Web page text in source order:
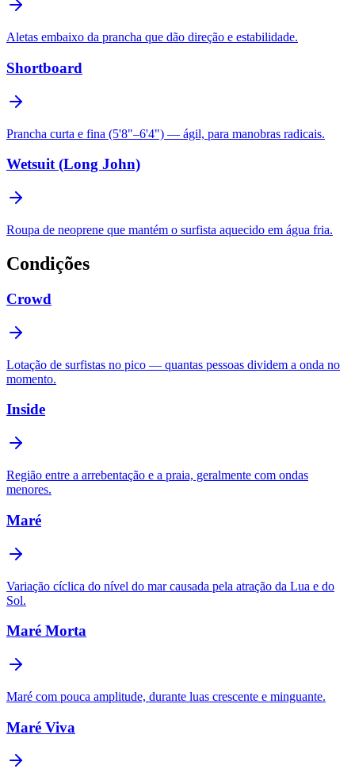
Aletas embaixo da prancha que dão direção e estabilidade.
Shortboard
Prancha curta e fina (5'8"–6'4") — ágil, para manobras radicais.
Wetsuit (Long John)
Roupa de neoprene que mantém o surfista aquecido em água fria.
Condições
Crowd
Lotação de surfistas no pico — quantas pessoas dividem a onda no
momento.
Inside
Região entre a arrebentação e a praia, geralmente com ondas
menores.
Maré
Variação cíclica do nível do mar causada pela atração da Lua e do
Sol.
Maré Morta
Maré com pouca amplitude, durante luas crescente e minguante.
Maré Viva